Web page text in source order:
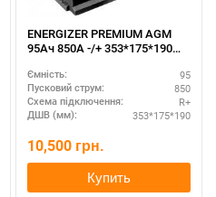
ENERGIZER PREMIUM AGM
95Ач 850A -/+ 353*175*190
Ємність: 95
Пусковий струм: 850
Схема підключення: R+
ДШВ (мм): 353*175*190
10,500 грн.
Купить